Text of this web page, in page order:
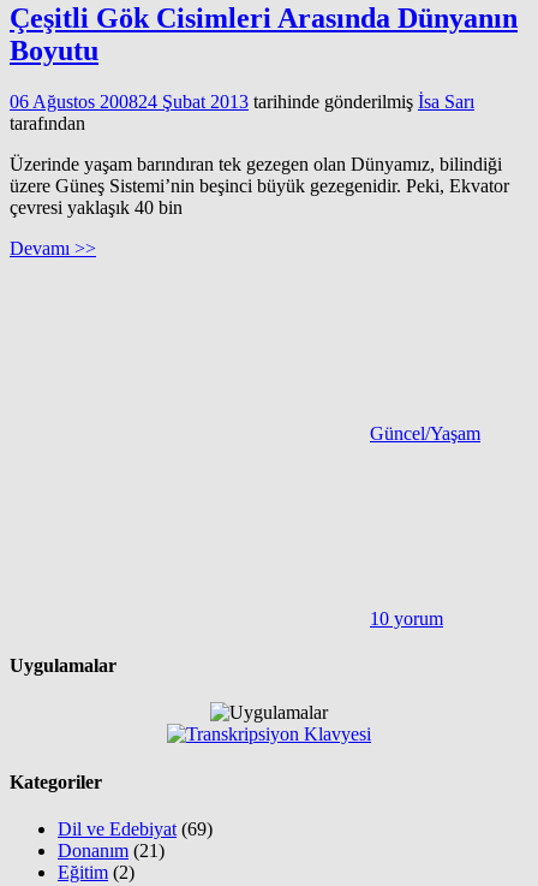
Çeşitli Gök Cisimleri Arasında Dünyanın
Boyutu
06 Ağustos 200824 Şubat 2013 tarihinde gönderilmiş İsa Sarı
tarafından
Üzerinde yaşam barındıran tek gezegen olan Dünyamız, bilindiği
üzere Güneş Sistemi’nin beşinci büyük gezegenidir. Peki, Ekvator
çevresi yaklaşık 40 bin
Devamı >>
Güncel/Yaşam
10 yorum
Uygulamalar
Kategoriler
Dil ve Edebiyat (69)
Donanım (21)
Eğitim (2)